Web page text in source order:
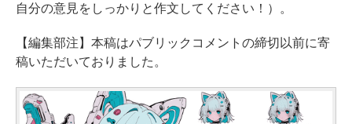
自分の意見をしっかりと作文してください！）。
【編集部注】本稿はパブリックコメントの締切以前に寄
稿いただいておりました。